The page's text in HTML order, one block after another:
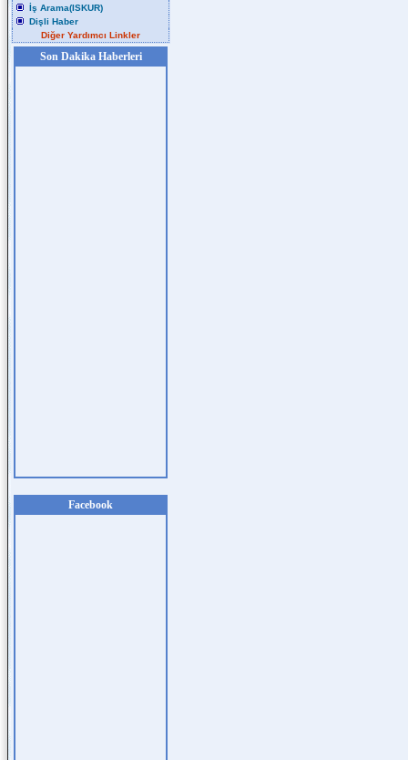
İş Arama(ISKUR)
Dişli Haber
Diğer Yardımcı Linkler
Son Dakika Haberleri
Facebook